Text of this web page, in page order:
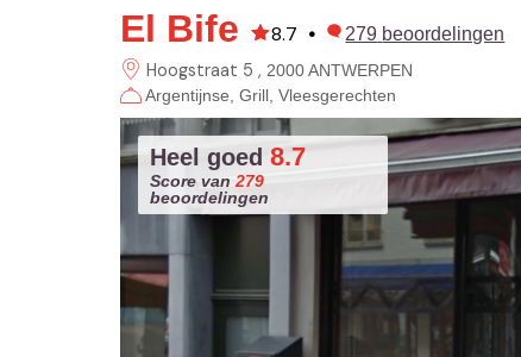
El Bife 8.7 • 279 beoordelingen
Hoogstraat 5
2000 ANTWERPEN
Argentijnse Grill Vleesgerechten
Heel goed 8.7
Score van 279
beoordelingen